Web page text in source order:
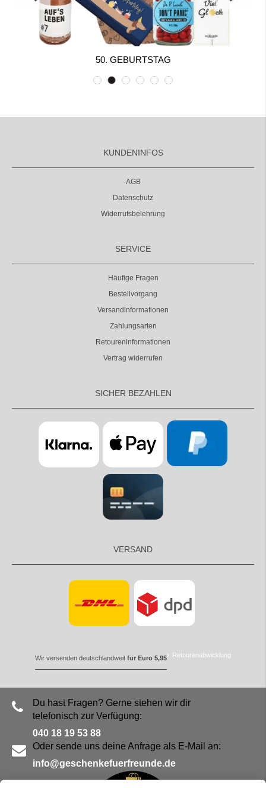
50. GEBURTSTAG
KUNDENINFOS
AGB
Datenschutz
Widerrufsbelehrung
SERVICE
Häufige Fragen
Bestellvorgang
Versandinformationen
Zahlungsarten
Retoureninformationen
Vertrag widerrufen
SICHER BEZAHLEN
VERSAND
Wir versenden deutschlandweit für Euro 5,95 Retourenabwicklung
Du hast Fragen? Gerne stehen wir dir
telefonisch zur Verfügung:
040 18 19 53 88
Oder sende uns deine Anfrage als E-Mail an:
info@geschenkefuerfreunde.de